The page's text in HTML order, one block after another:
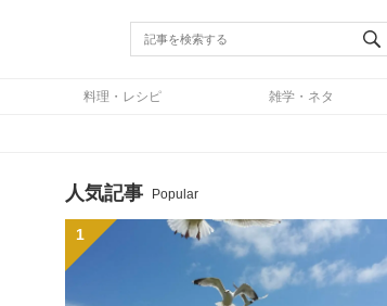
料理・レシピ 雑学・ネタ
人気記事 Popular